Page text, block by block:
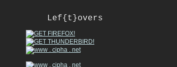
Lef{t}overs